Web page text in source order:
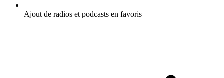
Ajout de radios et podcasts en favoris